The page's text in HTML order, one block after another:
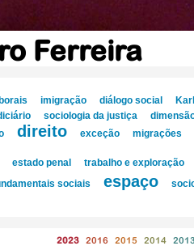
Ferreira
imigração diálogo social
sociologia da justiça
direito exceção migrações
estado penal trabalho e exploração
sociais espaço
2023 2016 2015 2014 2013